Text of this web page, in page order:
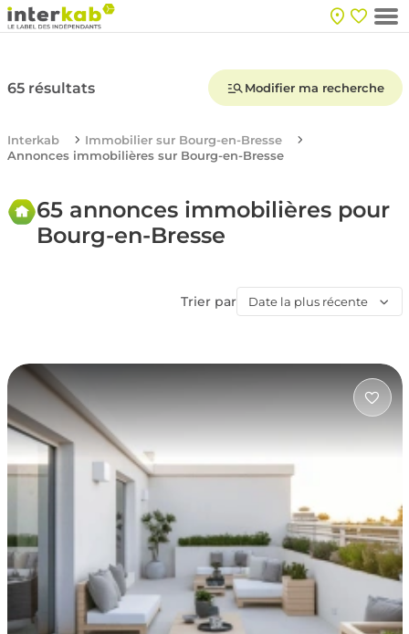
65 résultats Modifier ma recherche
Interkab
Immobilier sur Bourg-en-Bresse
Annonces immobilières sur Bourg-en-Bresse
65 annonces immobilières pour
Bourg-en-Bresse
Trier par Date la plus récente